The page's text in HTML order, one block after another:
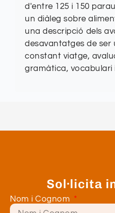
d'entre 125 i 150
un diàleg sobre
una descripció dels
desavantatges de
constant viatge,
gramàtica, vocabulari
Sol·licita
Nom i Cognom